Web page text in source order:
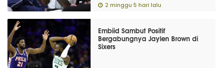
2 minggu 5 hari lalu
Embiid Sambut Positif
Bergabungnya Jaylen Brown di
Sixers